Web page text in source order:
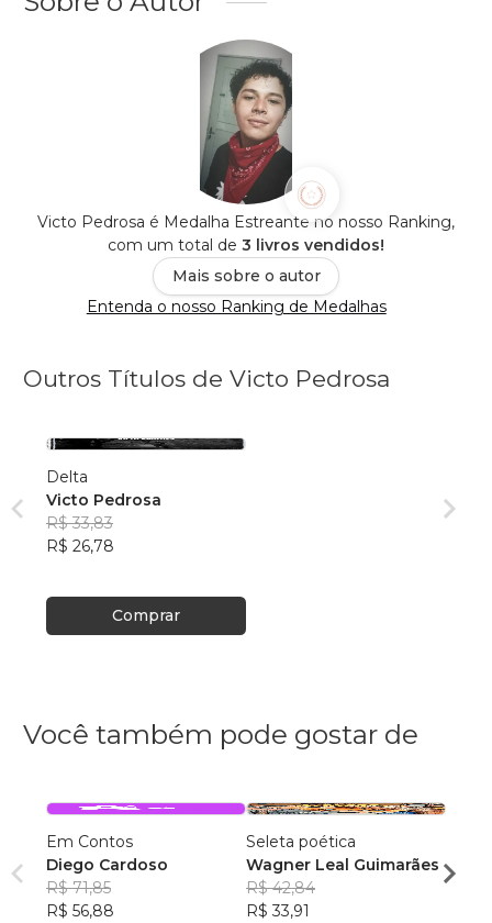
Victo Pedrosa é Medalha Estreante no nosso Ranking,
com um total de 3 livros vendidos!
Mais sobre o autor
Entenda o nosso Ranking de Medalhas
Outros Títulos de Victo Pedrosa
Delta
Victo Pedrosa
R$ 33,83
R$ 26,78
Comprar
Você também pode gostar de
Em Contos
Diego Cardoso
R$ 71,85
R$ 56,88
Seleta poética
Wagner Leal Guimarães
R$ 42,84
R$ 33,91
ainda
Carla